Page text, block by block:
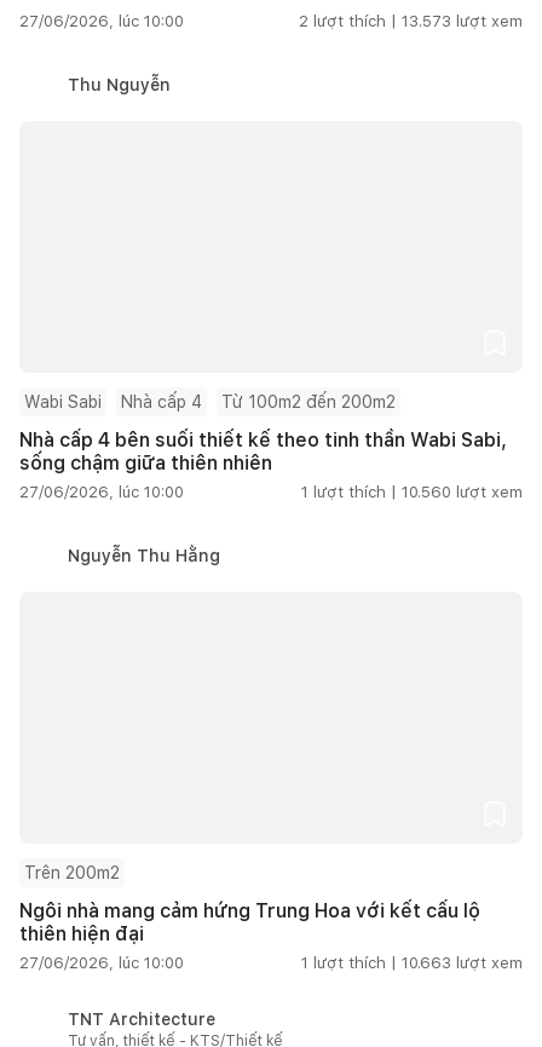
27/06/2026, lúc 10:00 2 lượt thích | 13.573 lượt xem
Thu Nguyễn
Wabi Sabi Nhà cấp 4 Từ 100m2 đến 200m2
Nhà cấp 4 bên suối thiết kế theo tinh thần Wabi Sabi,
sống chậm giữa thiên nhiên
27/06/2026, lúc 10:00 1 lượt thích | 10.560 lượt xem
Nguyễn Thu Hằng
Trên 200m2
Ngôi nhà mang cảm hứng Trung Hoa với kết cấu lộ
thiên hiện đại
27/06/2026, lúc 10:00 1 lượt thích | 10.663 lượt xem
TNT Architecture
Tư vấn, thiết kế - KTS/Thiết kế